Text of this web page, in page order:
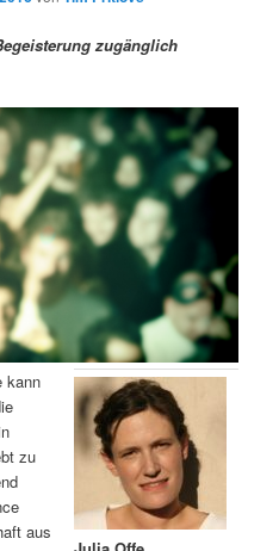
zugänglich
kann
zu
aus